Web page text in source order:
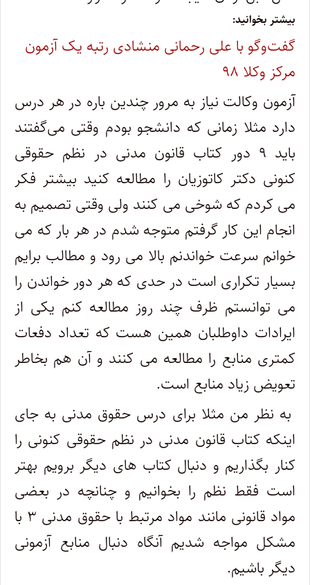
بیشتر بخوانید:
گفت‌وگو با علی رحمانی منشادی رتبه یک آزمون
مرکز وکلا ۹۸
آزمون وکالت نیاز به مرور چندین باره در هر درس
دارد مثلا زمانی که دانشجو بودم وقتی می‌گفتند
باید ۹ دور کتاب قانون مدنی در نظم حقوقی
کنونی دکتر کاتوزیان را مطالعه کنید بیشتر فکر
می کردم که شوخی می کنند ولی وقتی تصمیم به
انجام این کار گرفتم متوجه شدم در هر بار که می
خوانم سرعت خواندنم بالا می رود و مطالب برایم
بسیار تکراری است در حدی که هر دور خواندن را
می توانستم ظرف چند روز مطالعه کنم یکی از
ایرادات داوطلبان همین هست که تعداد دفعات
کمتری منابع را مطالعه می کنند و آن هم بخاطر
تعویض زیاد منابع است.
به نظر من مثلا برای درس حقوق مدنی به جای
اینکه کتاب قانون مدنی در نظم حقوقی کنونی را
کنار بگذاریم و دنبال کتاب های دیگر برویم بهتر
است فقط نظم را بخوانیم و چنانچه در بعضی
مواد قانونی مانند مواد مرتبط با حقوق مدنی ۳ با
مشکل مواجه شدیم آنگاه دنبال منابع آزمونی
دیگر باشیم.